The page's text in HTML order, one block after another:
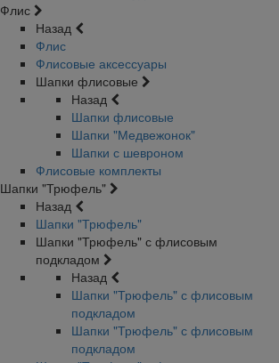
Флис
Назад
Флис
Флисовые аксессуары
Шапки флисовые
Назад
Шапки флисовые
Шапки "Медвежонок"
Шапки с шевроном
Флисовые комплекты
Шапки "Трюфель"
Назад
Шапки "Трюфель"
Шапки "Трюфель" с флисовым
подкладом
Назад
Шапки "Трюфель" с флисовым
подкладом
Шапки "Трюфель" с флисовым
подкладом